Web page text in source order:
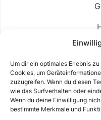
Um dir ein optimales Erlebnis
Cookies, um
zuzugreifen. Wenn du diesen
wie das Surfverhalten oder
Wenn du deine Einwilligung
bestimmte Merkmale und